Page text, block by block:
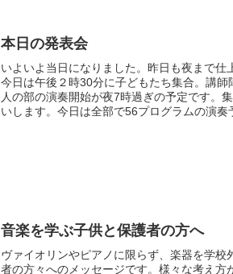
本日の発表会
いよいよ当日になりました。昨日も夜まで仕
今日は午後２時30分に子どもたち集合。講
人の部の演奏開始が夜7時過ぎの予定です。
いします。今日は全部で56プログラムの演奏
音楽を学ぶ子供と保護者の方へ
ヴァイオリンやピアノに限らず、楽器を学校
者の方々へのメッセージです。様々な考え方